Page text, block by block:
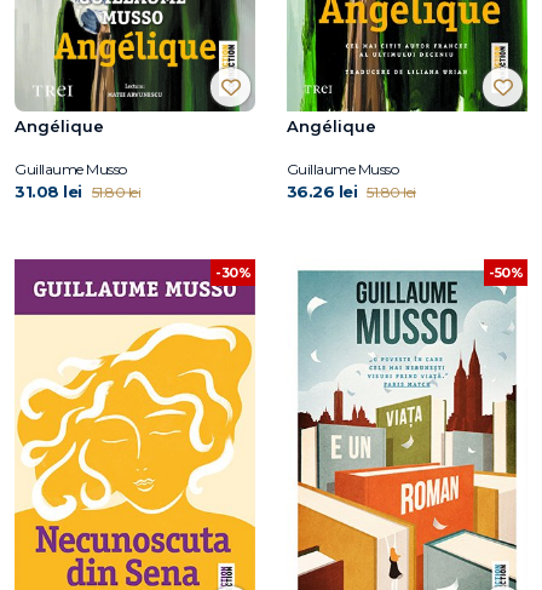
Angélique
Guillaume Musso
31.08 lei 51.80 lei
Angélique
Guillaume Musso
36.26 lei 51.80 lei
-30% -50%